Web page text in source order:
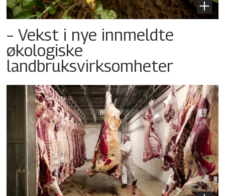
– Vekst i nye innmeldte
økologiske
landbruksvirksomheter